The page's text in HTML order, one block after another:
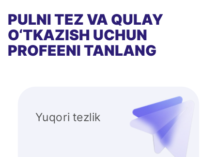
PULNI TEZ VA QULAY
O‘TKAZISH UCHUN
PROFEENI TANLANG
Yuqori tezlik